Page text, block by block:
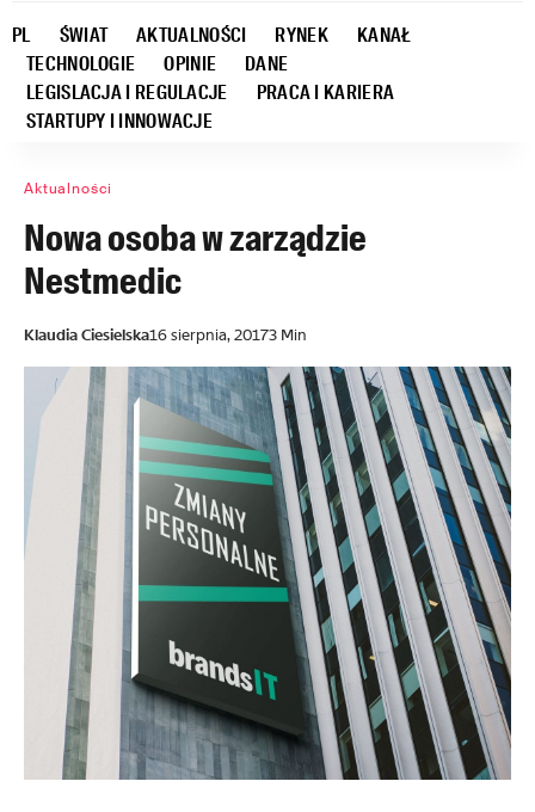
PL ŚWIAT AKTUALNOŚCI RYNEK
KANAŁ
TECHNOLOGIE
OPINIE
DANE
LEGISLACJA I REGULACJE
PRACA I KARIERA
STARTUPY I INNOWACJE
Aktualności
Nowa osoba w zarządzie
Nestmedic
Klaudia Ciesielska16 sierpnia, 20173 Min